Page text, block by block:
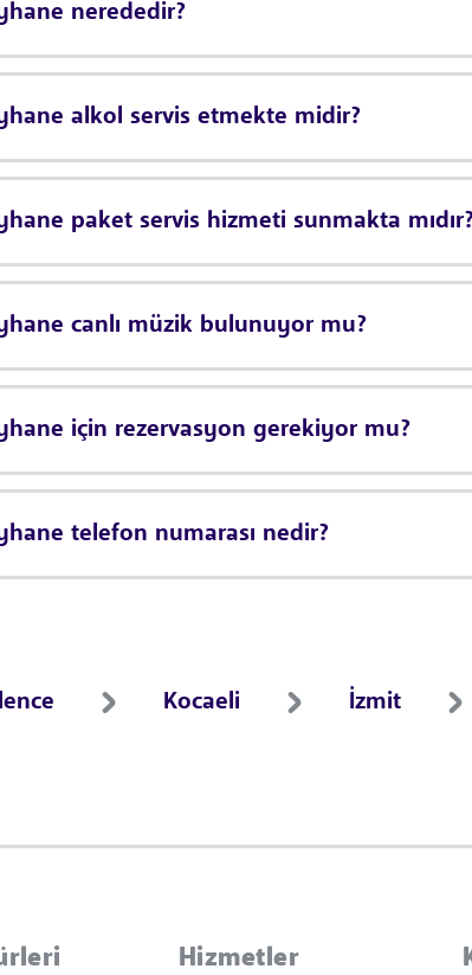
nerededir?
alkol servis etmekte midir?
paket servis hizmeti sunmakta
canlı müzik bulunuyor mu?
için rezervasyon gerekiyor mu?
telefon numarası nedir?
Kocaeli İzmit
Hizmetler